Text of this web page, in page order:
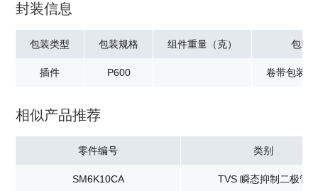
封装信息
包装类型
插件
包装规格
P600
组件重量（克） 包装
卷带包装
相似产品推荐
零件编号 类别
SM6K10CA TVS 瞬态抑制二极管